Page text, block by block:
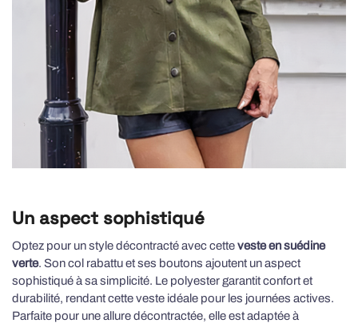
Un aspect sophistiqué
Optez pour un style décontracté avec cetteveste en suédine
verte. Son col rabattu et ses boutons ajoutent un aspect
sophistiqué à sa simplicité. Le polyester garantit confort et
durabilité, rendant cette veste idéale pour les journées actives.
Parfaite pour une allure décontractée, elle est adaptée à